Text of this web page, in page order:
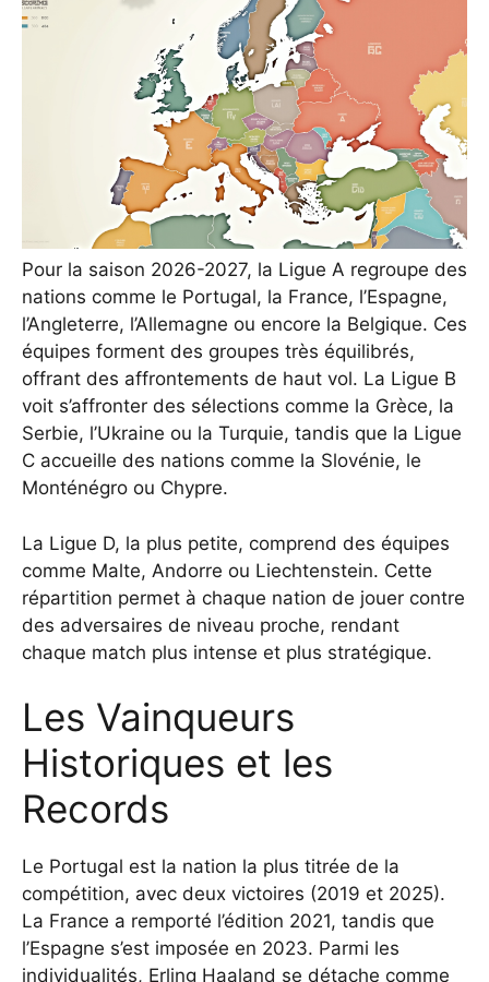
Pour la saison 2026-2027, la Ligue A regroupe des
nations comme le Portugal, la France, l’Espagne,
l’Angleterre, l’Allemagne ou encore la Belgique. Ces
équipes forment des groupes très équilibrés,
offrant des affrontements de haut vol. La Ligue B
voit s’affronter des sélections comme la Grèce, la
Serbie, l’Ukraine ou la Turquie, tandis que la Ligue
C accueille des nations comme la Slovénie, le
Monténégro ou Chypre.
La Ligue D, la plus petite, comprend des équipes
comme Malte, Andorre ou Liechtenstein. Cette
répartition permet à chaque nation de jouer contre
des adversaires de niveau proche, rendant
chaque match plus intense et plus stratégique.
Les Vainqueurs
Historiques et les
Records
Le Portugal est la nation la plus titrée de la
compétition, avec deux victoires (2019 et 2025).
La France a remporté l’édition 2021, tandis que
l’Espagne s’est imposée en 2023. Parmi les
individualités, Erling Haaland se détache comme